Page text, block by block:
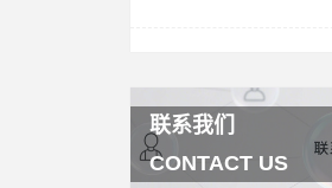
联系我们
CONTACT US